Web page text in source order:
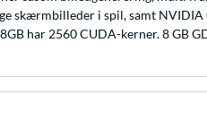
i spil, samt NVIDIA
har 2560 CUDA-kerner. 8